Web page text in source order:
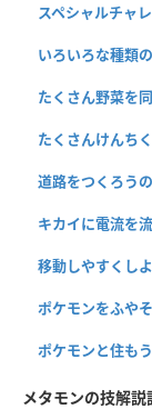
スペシャルチャ
いろいろな種類
たくさん野菜を
たくさんけんち
道路をつくろう
キカイに電流を
移動しやすくし
ポケモンをふや
ポケモンと住も
メタモンの技解説